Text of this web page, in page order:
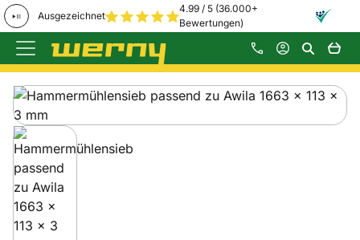
Ausgezeichnet
4.99 / 5 (36.000+
Bewertungen)
Zum Hauptinhalt springen
Produktgalerie
Zur Kaufbox springen